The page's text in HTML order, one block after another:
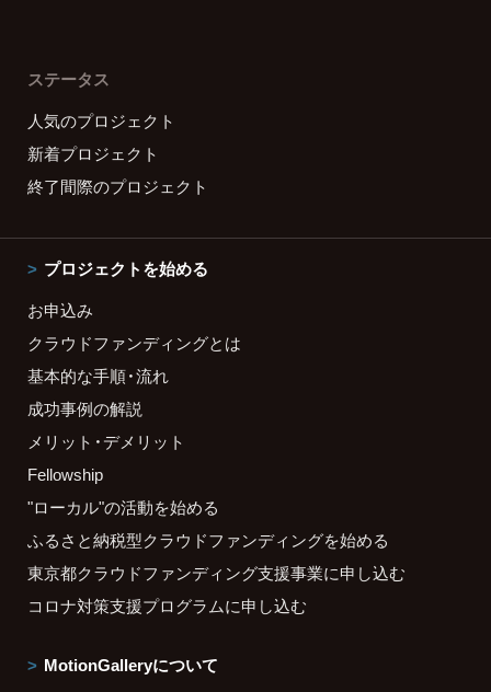
ステータス
人気のプロジェクト
新着プロジェクト
終了間際のプロジェクト
プロジェクトを始める
お申込み
クラウドファンディングとは
基本的な手順・流れ
成功事例の解説
メリット・デメリット
Fellowship
"ローカル"の活動を始める
ふるさと納税型クラウドファンディングを始める
東京都クラウドファンディング支援事業に申し込む
コロナ対策支援プログラムに申し込む
MotionGalleryについて